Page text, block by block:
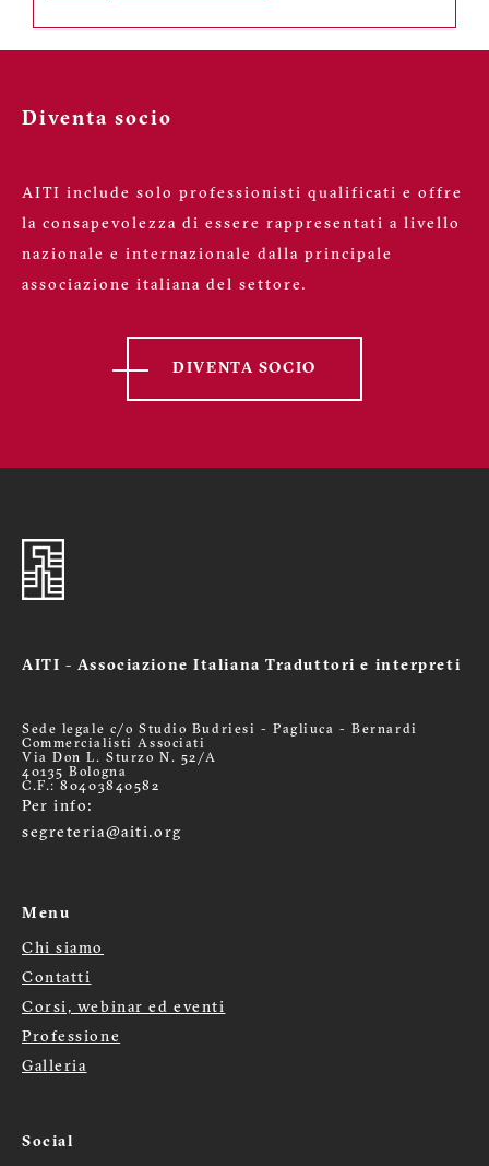
Diventa socio
AITI include solo professionisti qualificati e offre
la consapevolezza di essere rappresentati a livello
nazionale e internazionale dalla principale
associazione italiana del settore.
DIVENTA SOCIO
AITI - Associazione Italiana Traduttori e interpreti
Sede legale c/o Studio Budriesi - Pagliuca - Bernardi
Commercialisti Associati
Via Don L. Sturzo N. 52/A
40135 Bologna
C.F.: 80403840582
Per info:
segreteria@aiti.org
Menu
Menù
footer
Chi siamo
Contatti
Corsi, webinar ed eventi
Professione
Galleria
Social